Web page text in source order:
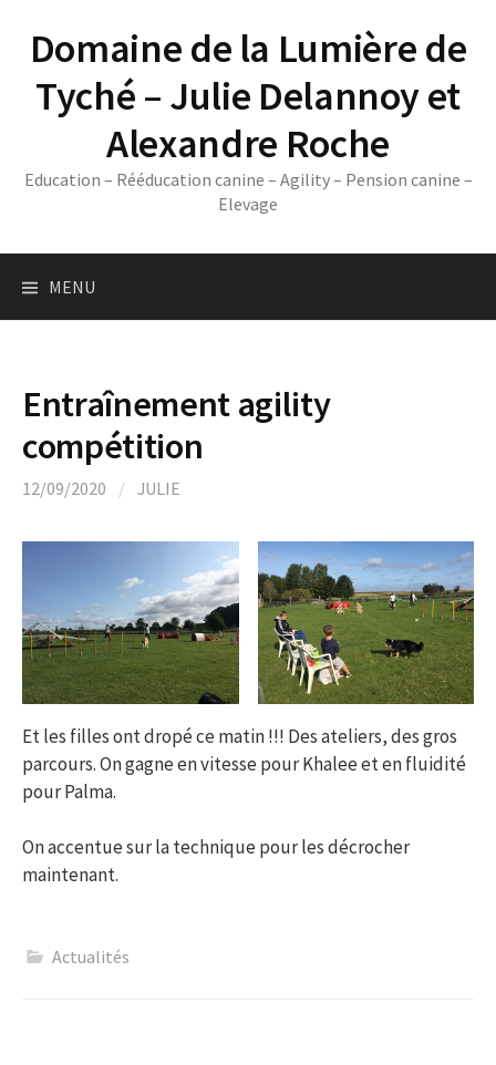
contentDomaine de la Lumière de
Tyché – Julie Delannoy et
Alexandre Roche
Education – Rééducation canine – Agility – Pension canine –
Elevage
MENU
Entraînement agility
compétition
12/09/2020 / JULIE
Et les filles ont dropé ce matin !!! Des ateliers, des gros
parcours. On gagne en vitesse pour Khalee et en fluidité
pour Palma.
On accentue sur la technique pour les décrocher
maintenant.
Actualités